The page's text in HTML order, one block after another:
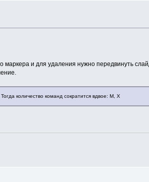
и для удаления нужно передвинуть
количество команд сократится вдвое: M, X